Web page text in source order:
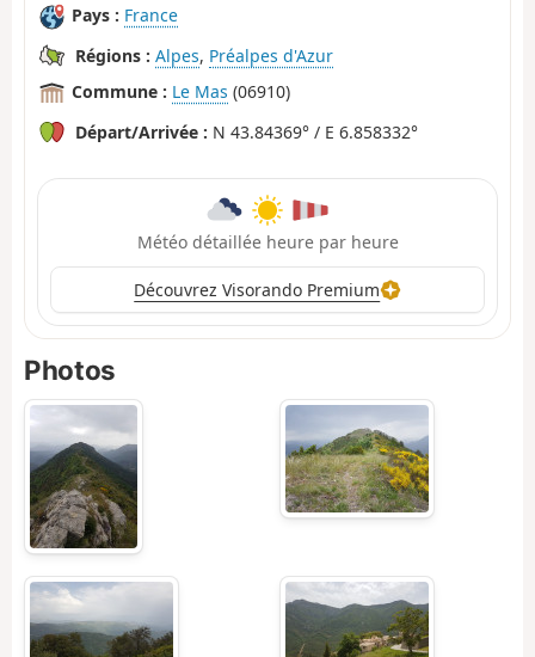
Pays : France
Régions : Alpes, Préalpes d'Azur
Commune : Le Mas (06910)
Départ/Arrivée : N 43.84369° / E 6.858332°
Météo détaillée heure par heure
Découvrez Visorando Premium
Photos